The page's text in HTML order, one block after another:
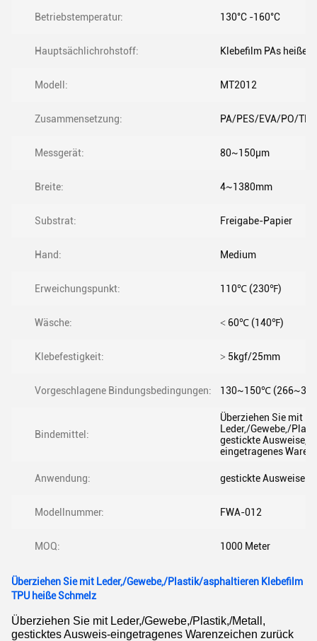
Betriebstemperatur: 130°C -160°C
Hauptsächlichrohstoff: Klebefilm PAs heiße
Modell: MT2012
Zusammensetzung: PA/PES/EVA/PO/TPU
Messgerät: 80~150μm
Breite: 4~1380mm
Substrat: Freigabe-Papier
Hand: Medium
Erweichungspunkt: 110℃ (230℉)
Wäsche: ˂ 60℃ (140℉)
Klebefestigkeit: ˃ 5kgf/25mm
Vorgeschlagene Bindungsbedingungen: 130~150℃
Bindemittel:
Überziehen Sie mit
Leder,/Gewebe,/
gestickte Ausweise,
eingetragenes
Anwendung: gestickte Ausweise
Modellnummer: FWA-012
MOQ: 1000 Meter
Überziehen Sie mit Leder,/Gewebe,/Plastik/asphaltieren Klebefilm
TPU heiße Schmelz
Überziehen Sie mit Leder,/Gewebe,/Plastik,/Metall,
gesticktes Ausweis-eingetragenes Warenzeichen zurück